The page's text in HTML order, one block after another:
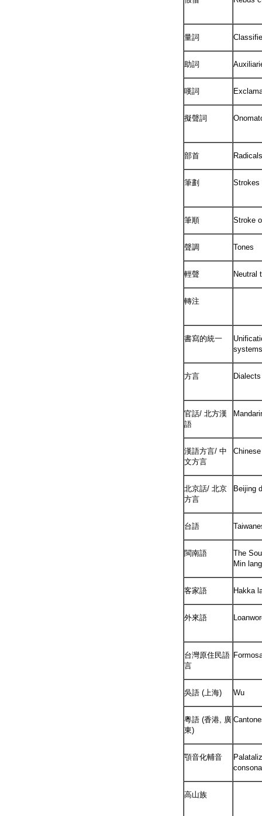
量詞
助詞
嘆詞
擬聲詞
部首 Radicals
筆劃 Strokes
筆順 Stroke
聲調 Tones
輕聲 Neutral
轉注
書寫的統一
systems
方言 Dialects
官話/ 北方漢
語
漢語方言/ 中
文方言
北京話/ 北京
方言
Beijing
台語
閩南語
The
Min
客家語 Hakka
外來語
台灣原住民語
言
吳語 (上海) Wu
粵語 (香港, 廣
東)
顎音化輔音
高山族